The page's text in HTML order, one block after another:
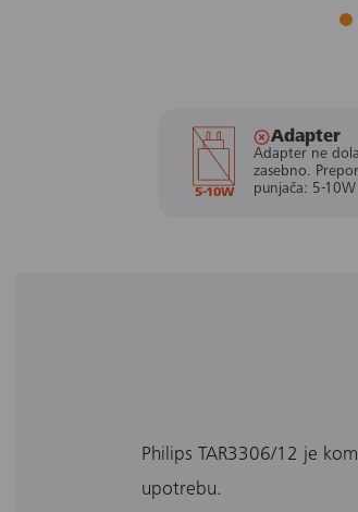
5-10W
Adapter
Adapter ne
zasebno.
punjača: 5-10W
Philips TAR3306/12 je
upotrebu.